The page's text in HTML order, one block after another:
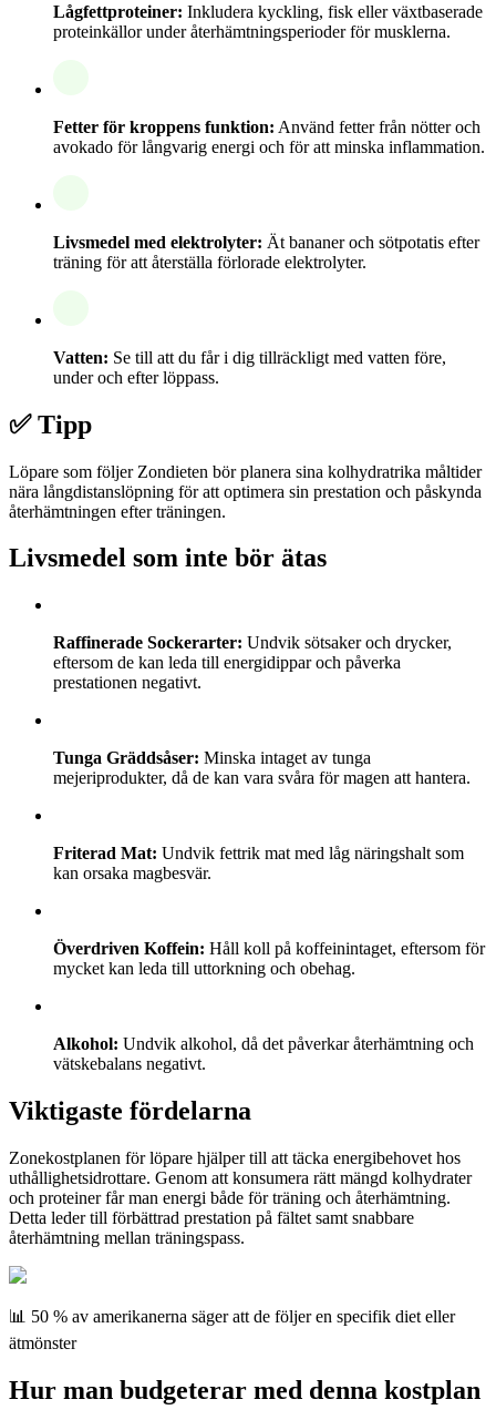
Lågfettproteiner: Inkludera kyckling, fisk eller växtbaserade
proteinkällor under återhämtningsperioder för musklerna.
Fetter för kroppens funktion: Använd fetter från nötter och
avokado för långvarig energi och för att minska inflammation.
Livsmedel med elektrolyter: Ät bananer och sötpotatis efter
träning för att återställa förlorade elektrolyter.
Vatten: Se till att du får i dig tillräckligt med vatten före,
under och efter löppass.
✅ Tipp
Löpare som följer Zondieten bör planera sina kolhydratrika måltider
nära långdistanslöpning för att optimera sin prestation och påskynda
återhämtningen efter träningen.
Livsmedel som inte bör ätas
Raffinerade Sockerarter: Undvik sötsaker och drycker,
eftersom de kan leda till energidippar och påverka
prestationen negativt.
Tunga Gräddsåser: Minska intaget av tunga
mejeriprodukter, då de kan vara svåra för magen att hantera.
Friterad Mat: Undvik fettrik mat med låg näringshalt som
kan orsaka magbesvär.
Överdriven Koffein: Håll koll på koffeinintaget, eftersom för
mycket kan leda till uttorkning och obehag.
Alkohol: Undvik alkohol, då det påverkar återhämtning och
vätskebalans negativt.
Viktigaste fördelarna
Zonekostplanen för löpare hjälper till att täcka energibehovet hos
uthållighetsidrottare. Genom att konsumera rätt mängd kolhydrater
och proteiner får man energi både för träning och återhämtning.
Detta leder till förbättrad prestation på fältet samt snabbare
återhämtning mellan träningspass.
📊 50 % av amerikanerna säger att de följer en specifik diet eller
ätmönster
Hur man budgeterar med denna kostplan